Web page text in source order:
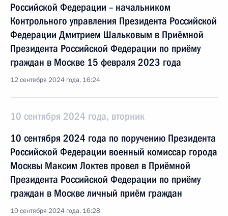
Российской Федерации – начальником
Контрольного управления Президента Российской
Федерации Дмитрием Шальковым в Приёмной
Президента Российской Федерации по приёму
граждан в Москве 15 февраля 2023 года
12 сентября 2024 года, 16:24
10 сентября 2024 года, вторник
10 сентября 2024 года по поручению Президента
Российской Федерации военный комиссар города
Москвы Максим Локтев провел в Приёмной
Президента Российской Федерации по приёму
граждан в Москве личный приём граждан
10 сентября 2024 года, 16:28